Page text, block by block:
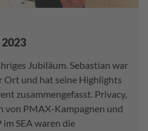
2023
Jubiläum. Sebastian war
Ort und hat seine Highlights
zusammengefasst. Privacy,
von PMAX-Kampagnen und
SEA waren die